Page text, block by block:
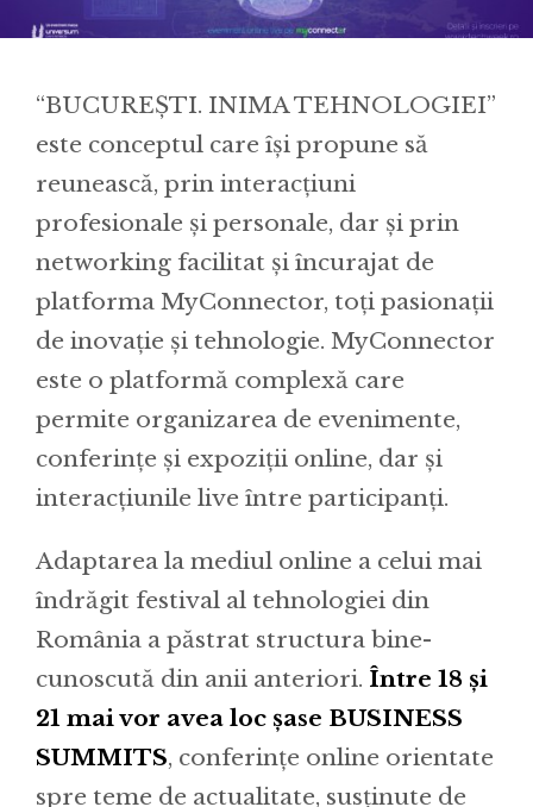
“BUCUREȘTI. INIMA TEHNOLOGIEI”
este conceptul care își propune să
reunească, prin interacțiuni
profesionale și personale, dar și prin
networking facilitat și încurajat de
platforma MyConnector, toți pasionații
de inovație și tehnologie. MyConnector
este o platformă complexă care
permite organizarea de evenimente,
conferințe și expoziții online, dar și
interacțiunile live între participanți.
Adaptarea la mediul online a celui mai
îndrăgit festival al tehnologiei din
România a păstrat structura bine-
cunoscută din anii anteriori. Între 18 și
21 mai vor avea loc șase BUSINESS
SUMMITS, conferințe online orientate
spre teme de actualitate, susținute de